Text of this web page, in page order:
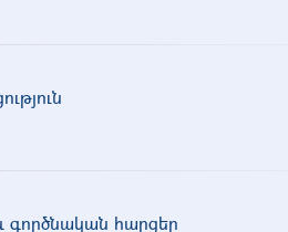
հարցեր